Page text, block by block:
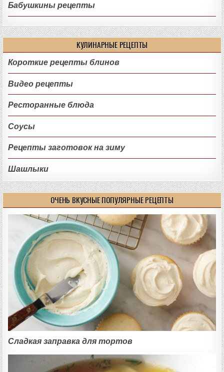
Бабушкины рецепты
КУЛИНАРНЫЕ РЕЦЕПТЫ
Короткие рецепты блинов
Видео рецепты
Ресторанные блюда
Соусы
Рецепты заготовок на зиму
Шашлыки
ОЧЕНЬ ВКУСНЫЕ ПОПУЛЯРНЫЕ РЕЦЕПТЫ
Сладкая заправка для тортов